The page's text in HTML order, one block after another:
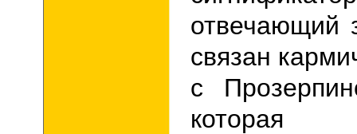
отвечающий
связан
с